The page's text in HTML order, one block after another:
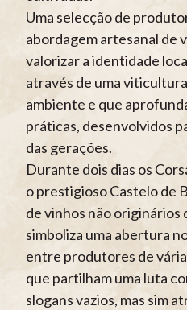
Uma selecção de
abordagem artesanal de
valorizar a identidade
através de uma
ambiente e que
práticas, desenvolvidos
das gerações.
Durante dois dias os
o prestigioso Castelo de
de vinhos não
simboliza uma abertura
entre produtores de
que partilham uma luta
slogans vazios, mas sim